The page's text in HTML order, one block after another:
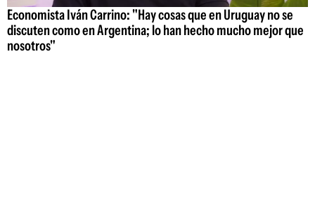
Economista Iván Carrino: "Hay cosas que en Uruguay no se
discuten como en Argentina; lo han hecho mucho mejor que
nosotros"